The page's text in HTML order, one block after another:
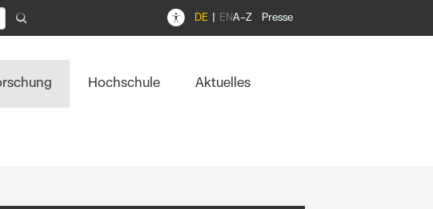
A–Z Presse
DE EN
Hochschule Aktuelles